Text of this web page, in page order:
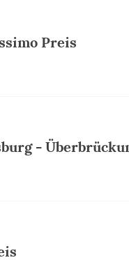
Preis
-